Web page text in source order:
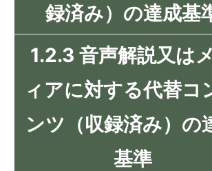
録済み）の達成基
1.2.3 音声解説又は
ィアに対する代替コ
ンツ（収録済み）の
基準